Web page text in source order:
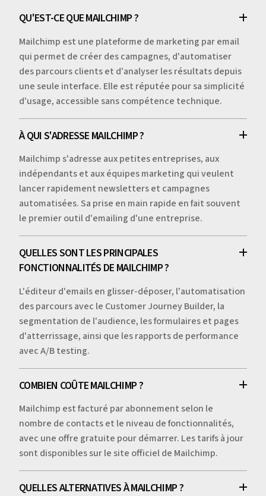
QU'EST-CE QUE MAILCHIMP ?
Mailchimp est une plateforme de marketing par email
qui permet de créer des campagnes, d'automatiser
des parcours clients et d'analyser les résultats depuis
une seule interface. Elle est réputée pour sa simplicité
d'usage, accessible sans compétence technique.
À QUI S'ADRESSE MAILCHIMP ?
Mailchimp s'adresse aux petites entreprises, aux
indépendants et aux équipes marketing qui veulent
lancer rapidement newsletters et campagnes
automatisées. Sa prise en main rapide en fait souvent
le premier outil d'emailing d'une entreprise.
QUELLES SONT LES PRINCIPALES
FONCTIONNALITÉS DE MAILCHIMP ?
L'éditeur d'emails en glisser-déposer, l'automatisation
des parcours avec le Customer Journey Builder, la
segmentation de l'audience, les formulaires et pages
d'atterrissage, ainsi que les rapports de performance
avec A/B testing.
COMBIEN COÛTE MAILCHIMP ?
Mailchimp est facturé par abonnement selon le
nombre de contacts et le niveau de fonctionnalités,
avec une offre gratuite pour démarrer. Les tarifs à jour
sont disponibles sur le site officiel de Mailchimp.
QUELLES ALTERNATIVES À MAILCHIMP ?